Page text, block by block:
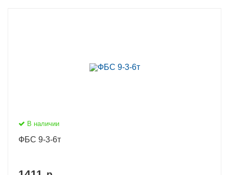
В наличии
ФБС 9-3-6т